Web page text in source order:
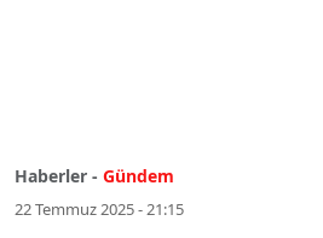
Haberler - Gündem
22 Temmuz 2025 - 21:15